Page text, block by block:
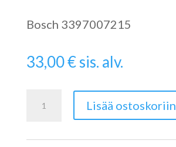
Bosch 3397007215
33,00€sis. alv.
Tuulilasinpyyhkijän
Lisää ostoskoriin